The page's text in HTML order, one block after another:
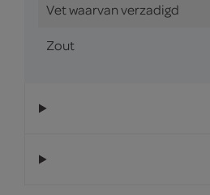
Vet waarvan verzadigd
Zout